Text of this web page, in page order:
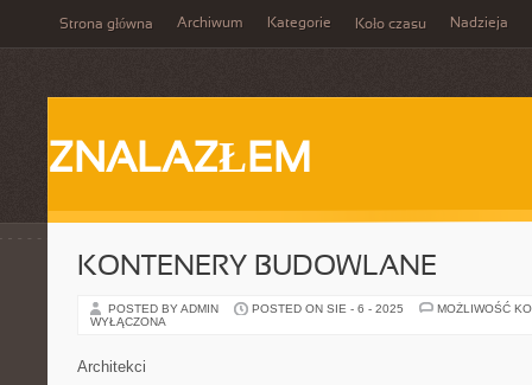
Strona główna Archiwum Kategorie Koło czasu Nadzieja
ZNALAZŁEM
KONTENERY BUDOWLANE
POSTED BY ADMIN POSTED ON SIE - 6 - 2025
MOŻLIWOŚĆ
WYŁĄCZONA
Architekci